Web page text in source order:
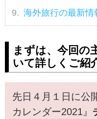
海外旅行の最新情
まずは、今回の
いて詳しくご紹
先日４月１日に公
カレンダー2021』